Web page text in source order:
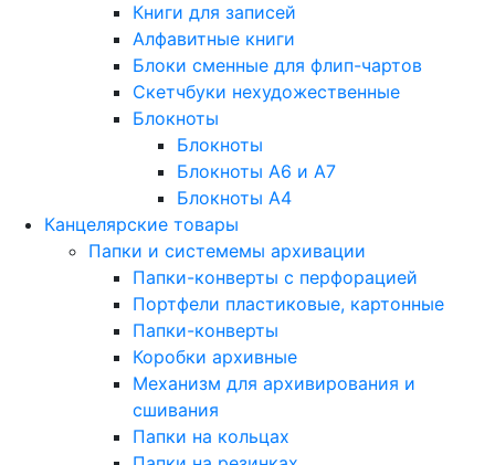
Книги для записей
Алфавитные книги
Блоки сменные для флип-чартов
Скетчбуки нехудожественные
Блокноты
Блокноты
Блокноты A6 и A7
Блокноты A4
Канцелярские товары
Папки и системемы архивации
Папки-конверты с перфорацией
Портфели пластиковые, картонные
Папки-конверты
Коробки архивные
Механизм для архивирования и
сшивания
Папки на кольцах